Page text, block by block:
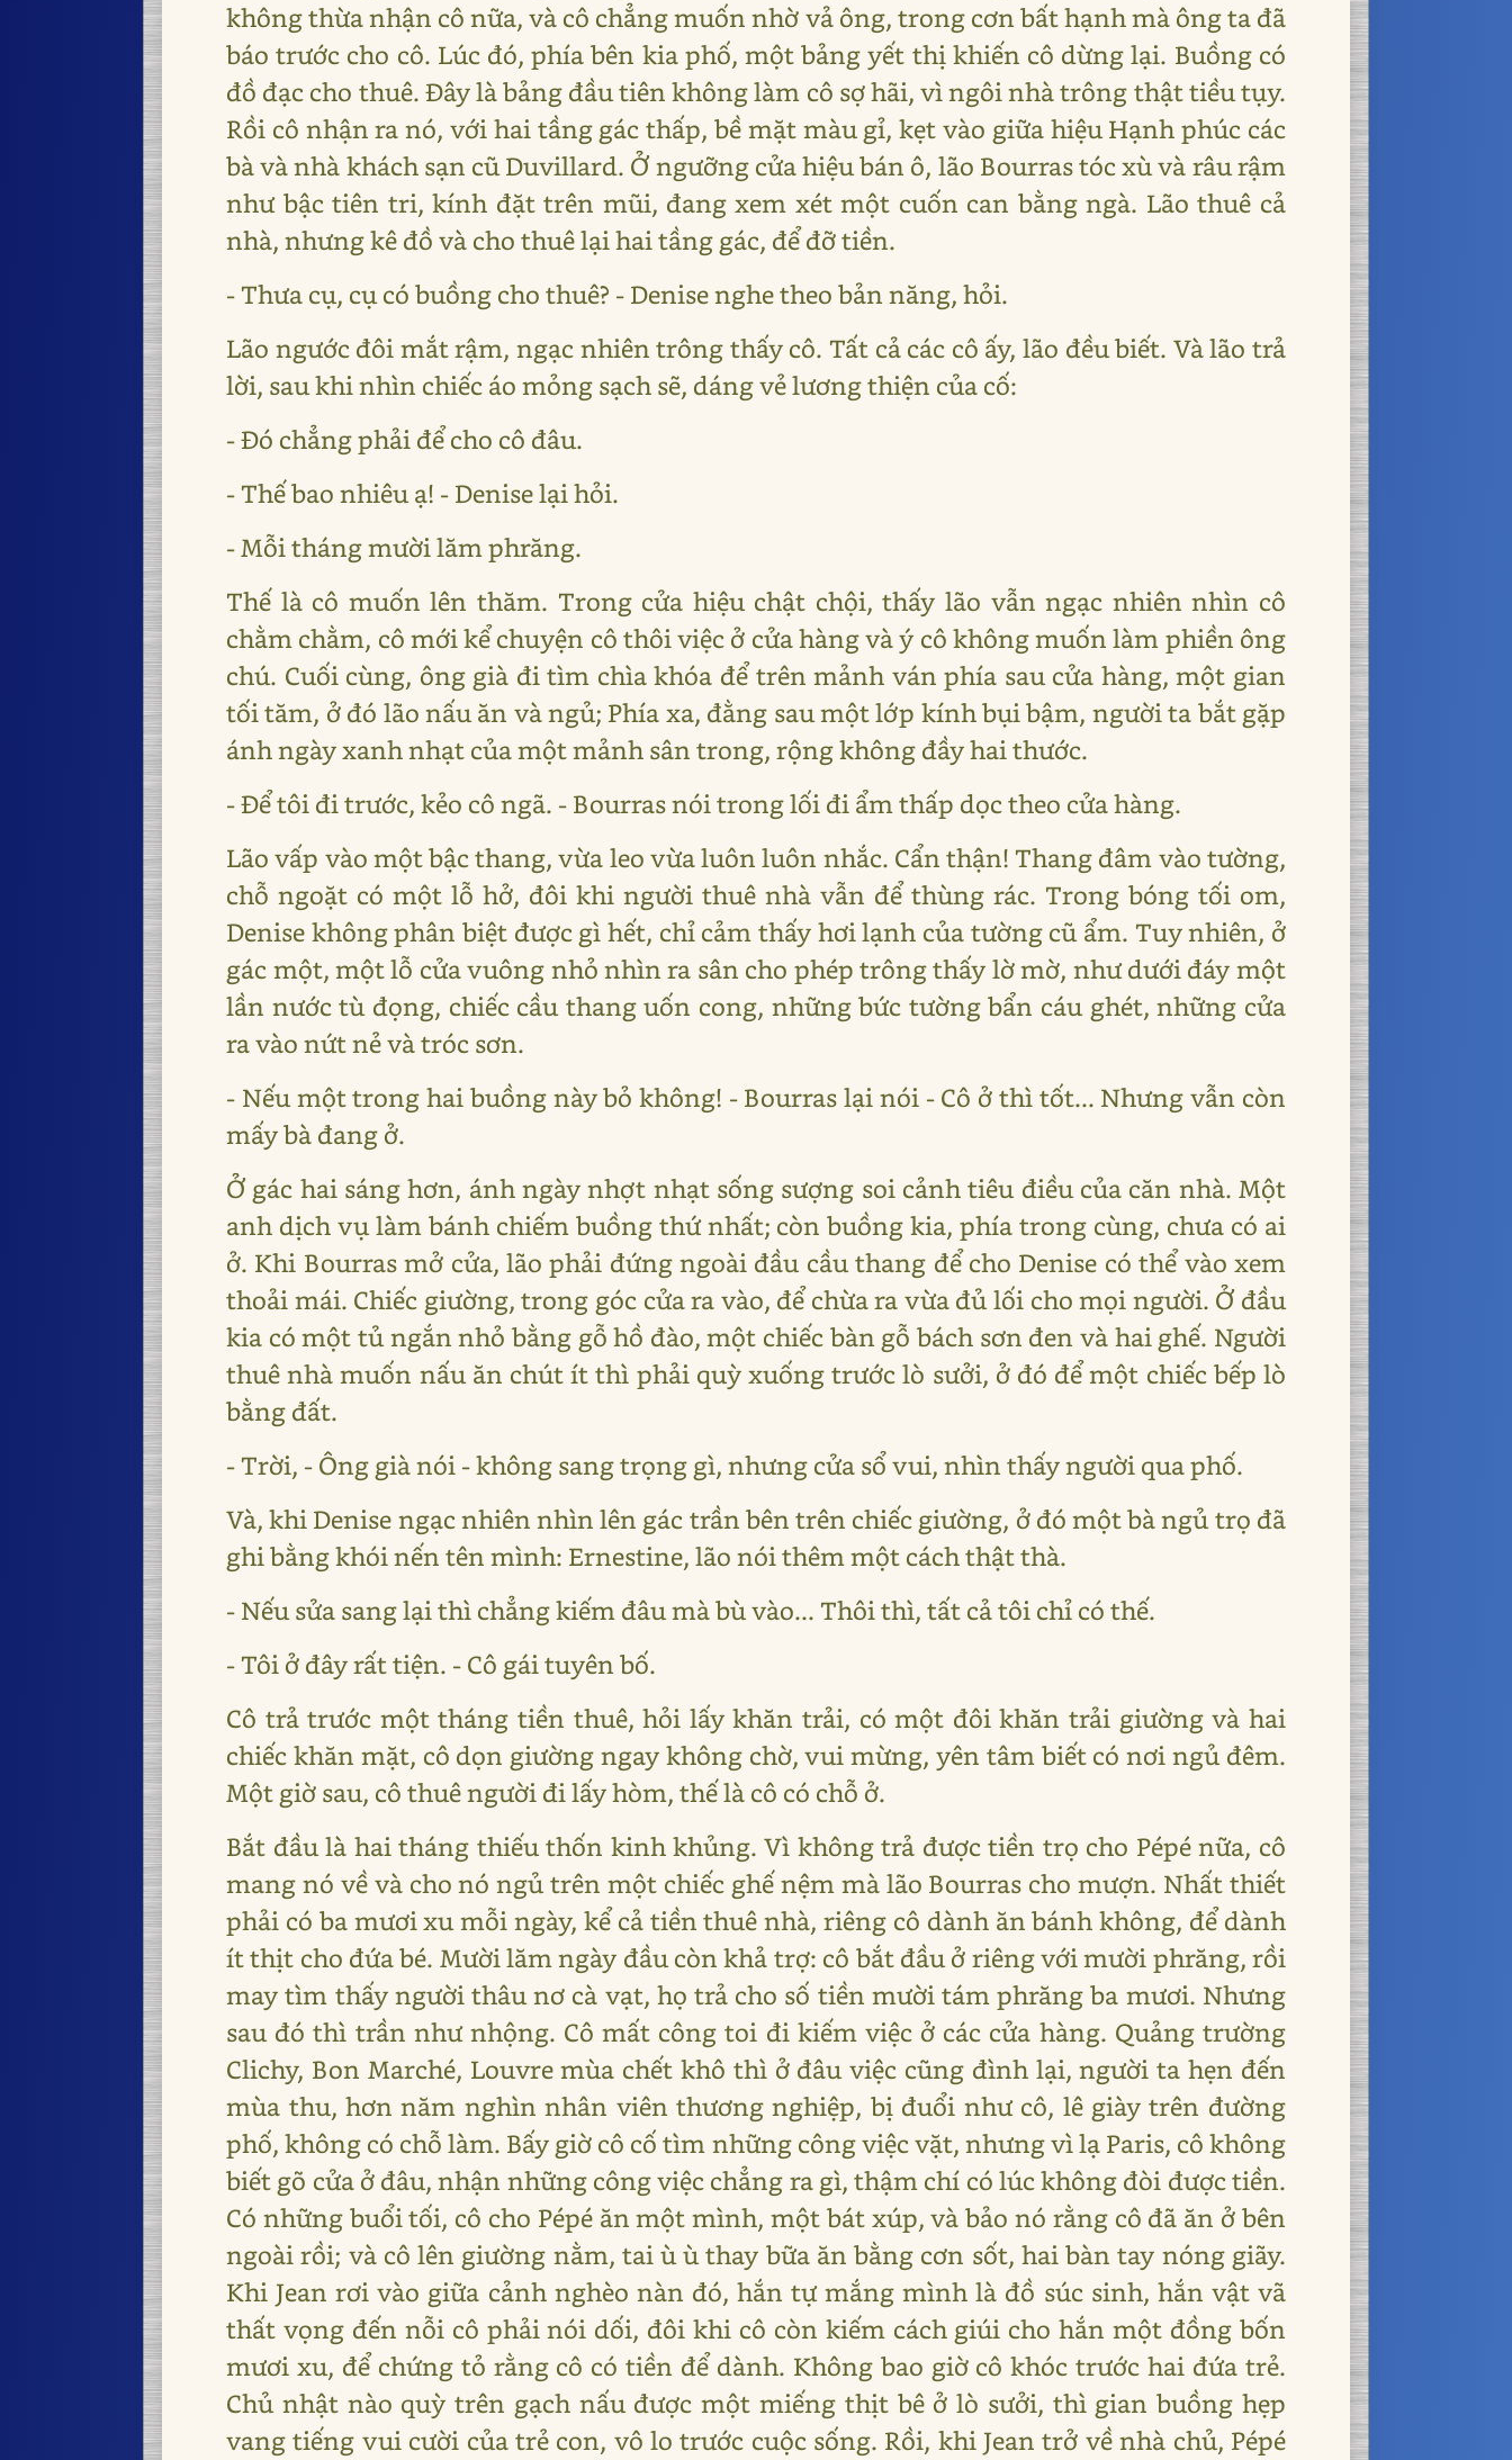
không thừa nhận cô nữa, và cô chẳng muốn nhờ vả ông, trong cơn bất hạnh mà ông ta đã
báo trước cho cô. Lúc đó, phía bên kia phố, một bảng yết thị khiến cô dừng lại. Buồng có
đồ đạc cho thuê. Đây là bảng đầu tiên không làm cô sợ hãi, vì ngôi nhà trông thật tiều tụy.
Rồi cô nhận ra nó, với hai tầng gác thấp, bề mặt màu gỉ, kẹt vào giữa hiệu Hạnh phúc các
bà và nhà khách sạn cũ Duvillard. Ở ngưỡng cửa hiệu bán ô, lão Bourras tóc xù và râu rậm
như bậc tiên tri, kính đặt trên mũi, đang xem xét một cuốn can bằng ngà. Lão thuê cả
nhà, nhưng kê đồ và cho thuê lại hai tầng gác, để đỡ tiền.
- Thưa cụ, cụ có buồng cho thuê? - Denise nghe theo bản năng, hỏi.
Lão ngước đôi mắt rậm, ngạc nhiên trông thấy cô. Tất cả các cô ấy, lão đều biết. Và lão trả
lời, sau khi nhìn chiếc áo mỏng sạch sẽ, dáng vẻ lương thiện của cố:
- Đó chẳng phải để cho cô đâu.
- Thế bao nhiêu ạ! - Denise lại hỏi.
- Mỗi tháng mười lăm phrăng.
Thế là cô muốn lên thăm. Trong cửa hiệu chật chội, thấy lão vẫn ngạc nhiên nhìn cô
chằm chằm, cô mới kể chuyện cô thôi việc ở cửa hàng và ý cô không muốn làm phiền ông
chú. Cuối cùng, ông già đi tìm chìa khóa để trên mảnh ván phía sau cửa hàng, một gian
tối tăm, ở đó lão nấu ăn và ngủ; Phía xa, đằng sau một lớp kính bụi bậm, người ta bắt gặp
ánh ngày xanh nhạt của một mảnh sân trong, rộng không đầy hai thước.
- Để tôi đi trước, kẻo cô ngã. - Bourras nói trong lối đi ẩm thấp dọc theo cửa hàng.
Lão vấp vào một bậc thang, vừa leo vừa luôn luôn nhắc. Cẩn thận! Thang đâm vào tường,
chỗ ngoặt có một lỗ hở, đôi khi người thuê nhà vẫn để thùng rác. Trong bóng tối om,
Denise không phân biệt được gì hết, chỉ cảm thấy hơi lạnh của tường cũ ẩm. Tuy nhiên, ở
gác một, một lỗ cửa vuông nhỏ nhìn ra sân cho phép trông thấy lờ mờ, như dưới đáy một
lần nước tù đọng, chiếc cầu thang uốn cong, những bức tường bẩn cáu ghét, những cửa
ra vào nứt nẻ và tróc sơn.
- Nếu một trong hai buồng này bỏ không! - Bourras lại nói - Cô ở thì tốt... Nhưng vẫn còn
mấy bà đang ở.
Ở gác hai sáng hơn, ánh ngày nhợt nhạt sống sượng soi cảnh tiêu điều của căn nhà. Một
anh dịch vụ làm bánh chiếm buồng thứ nhất; còn buồng kia, phía trong cùng, chưa có ai
ở. Khi Bourras mở cửa, lão phải đứng ngoài đầu cầu thang để cho Denise có thể vào xem
thoải mái. Chiếc giường, trong góc cửa ra vào, để chừa ra vừa đủ lối cho mọi người. Ở đầu
kia có một tủ ngắn nhỏ bằng gỗ hồ đào, một chiếc bàn gỗ bách sơn đen và hai ghế. Người
thuê nhà muốn nấu ăn chút ít thì phải quỳ xuống trước lò sưởi, ở đó để một chiếc bếp lò
bằng đất.
- Trời, - Ông già nói - không sang trọng gì, nhưng cửa sổ vui, nhìn thấy người qua phố.
Và, khi Denise ngạc nhiên nhìn lên gác trần bên trên chiếc giường, ở đó một bà ngủ trọ đã
ghi bằng khói nến tên mình: Ernestine, lão nói thêm một cách thật thà.
- Nếu sửa sang lại thì chẳng kiếm đâu mà bù vào... Thôi thì, tất cả tôi chỉ có thế.
- Tôi ở đây rất tiện. - Cô gái tuyên bố.
Cô trả trước một tháng tiền thuê, hỏi lấy khăn trải, có một đôi khăn trải giường và hai
chiếc khăn mặt, cô dọn giường ngay không chờ, vui mừng, yên tâm biết có nơi ngủ đêm.
Một giờ sau, cô thuê người đi lấy hòm, thế là cô có chỗ ở.
Bắt đầu là hai tháng thiếu thốn kinh khủng. Vì không trả được tiền trọ cho Pépé nữa, cô
mang nó về và cho nó ngủ trên một chiếc ghế nệm mà lão Bourras cho mượn. Nhất thiết
phải có ba mươi xu mỗi ngày, kể cả tiền thuê nhà, riêng cô dành ăn bánh không, để dành
ít thịt cho đứa bé. Mười lăm ngày đầu còn khả trợ: cô bắt đầu ở riêng với mười phrăng, rồi
may tìm thấy người thâu nơ cà vạt, họ trả cho số tiền mười tám phrăng ba mươi. Nhưng
sau đó thì trần như nhộng. Cô mất công toi đi kiếm việc ở các cửa hàng. Quảng trường
Clichy, Bon Marché, Louvre mùa chết khô thì ở đâu việc cũng đình lại, người ta hẹn đến
mùa thu, hơn năm nghìn nhân viên thương nghiệp, bị đuổi như cô, lê giày trên đường
phố, không có chỗ làm. Bấy giờ cô cố tìm những công việc vặt, nhưng vì lạ Paris, cô không
biết gõ cửa ở đâu, nhận những công việc chẳng ra gì, thậm chí có lúc không đòi được tiền.
Có những buổi tối, cô cho Pépé ăn một mình, một bát xúp, và bảo nó rằng cô đã ăn ở bên
ngoài rồi; và cô lên giường nằm, tai ù ù thay bữa ăn bằng cơn sốt, hai bàn tay nóng giãy.
Khi Jean rơi vào giữa cảnh nghèo nàn đó, hắn tự mắng mình là đồ súc sinh, hắn vật vã
thất vọng đến nỗi cô phải nói dối, đôi khi cô còn kiếm cách giúi cho hắn một đồng bốn
mươi xu, để chứng tỏ rằng cô có tiền để dành. Không bao giờ cô khóc trước hai đứa trẻ.
Chủ nhật nào quỳ trên gạch nấu được một miếng thịt bê ở lò sưởi, thì gian buồng hẹp
vang tiếng vui cười của trẻ con, vô lo trước cuộc sống. Rồi, khi Jean trở về nhà chủ, Pépé